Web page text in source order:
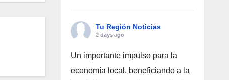
Tu Región Noticias
2 days ago
Un importante impulso para la
economía local, beneficiando a la